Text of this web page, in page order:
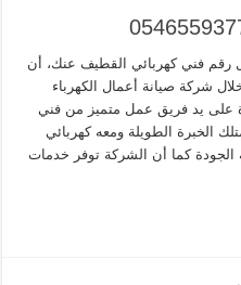
رقم فني كهربائي القطيف عنك، أن
شركة صيانة أعمال الكهرباء
على يد فريق عمل متميز من فني
الخبرة الطويلة ومعه كهربائي
الجودة كما أن الشركة توفر خدمات